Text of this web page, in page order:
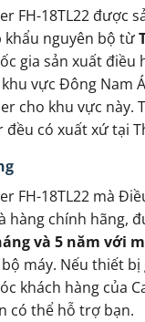
FH-18TL22 được
khẩu nguyên bộ từ
gia sản xuất điều
vực Đông Nam
cho khu vực này.
đều có xuất xứ tại
FH-18TL22 mà
hàng chính hãng,
và 5 năm với
máy. Nếu thiết
khách hàng của
có thể hỗ trợ bạn.